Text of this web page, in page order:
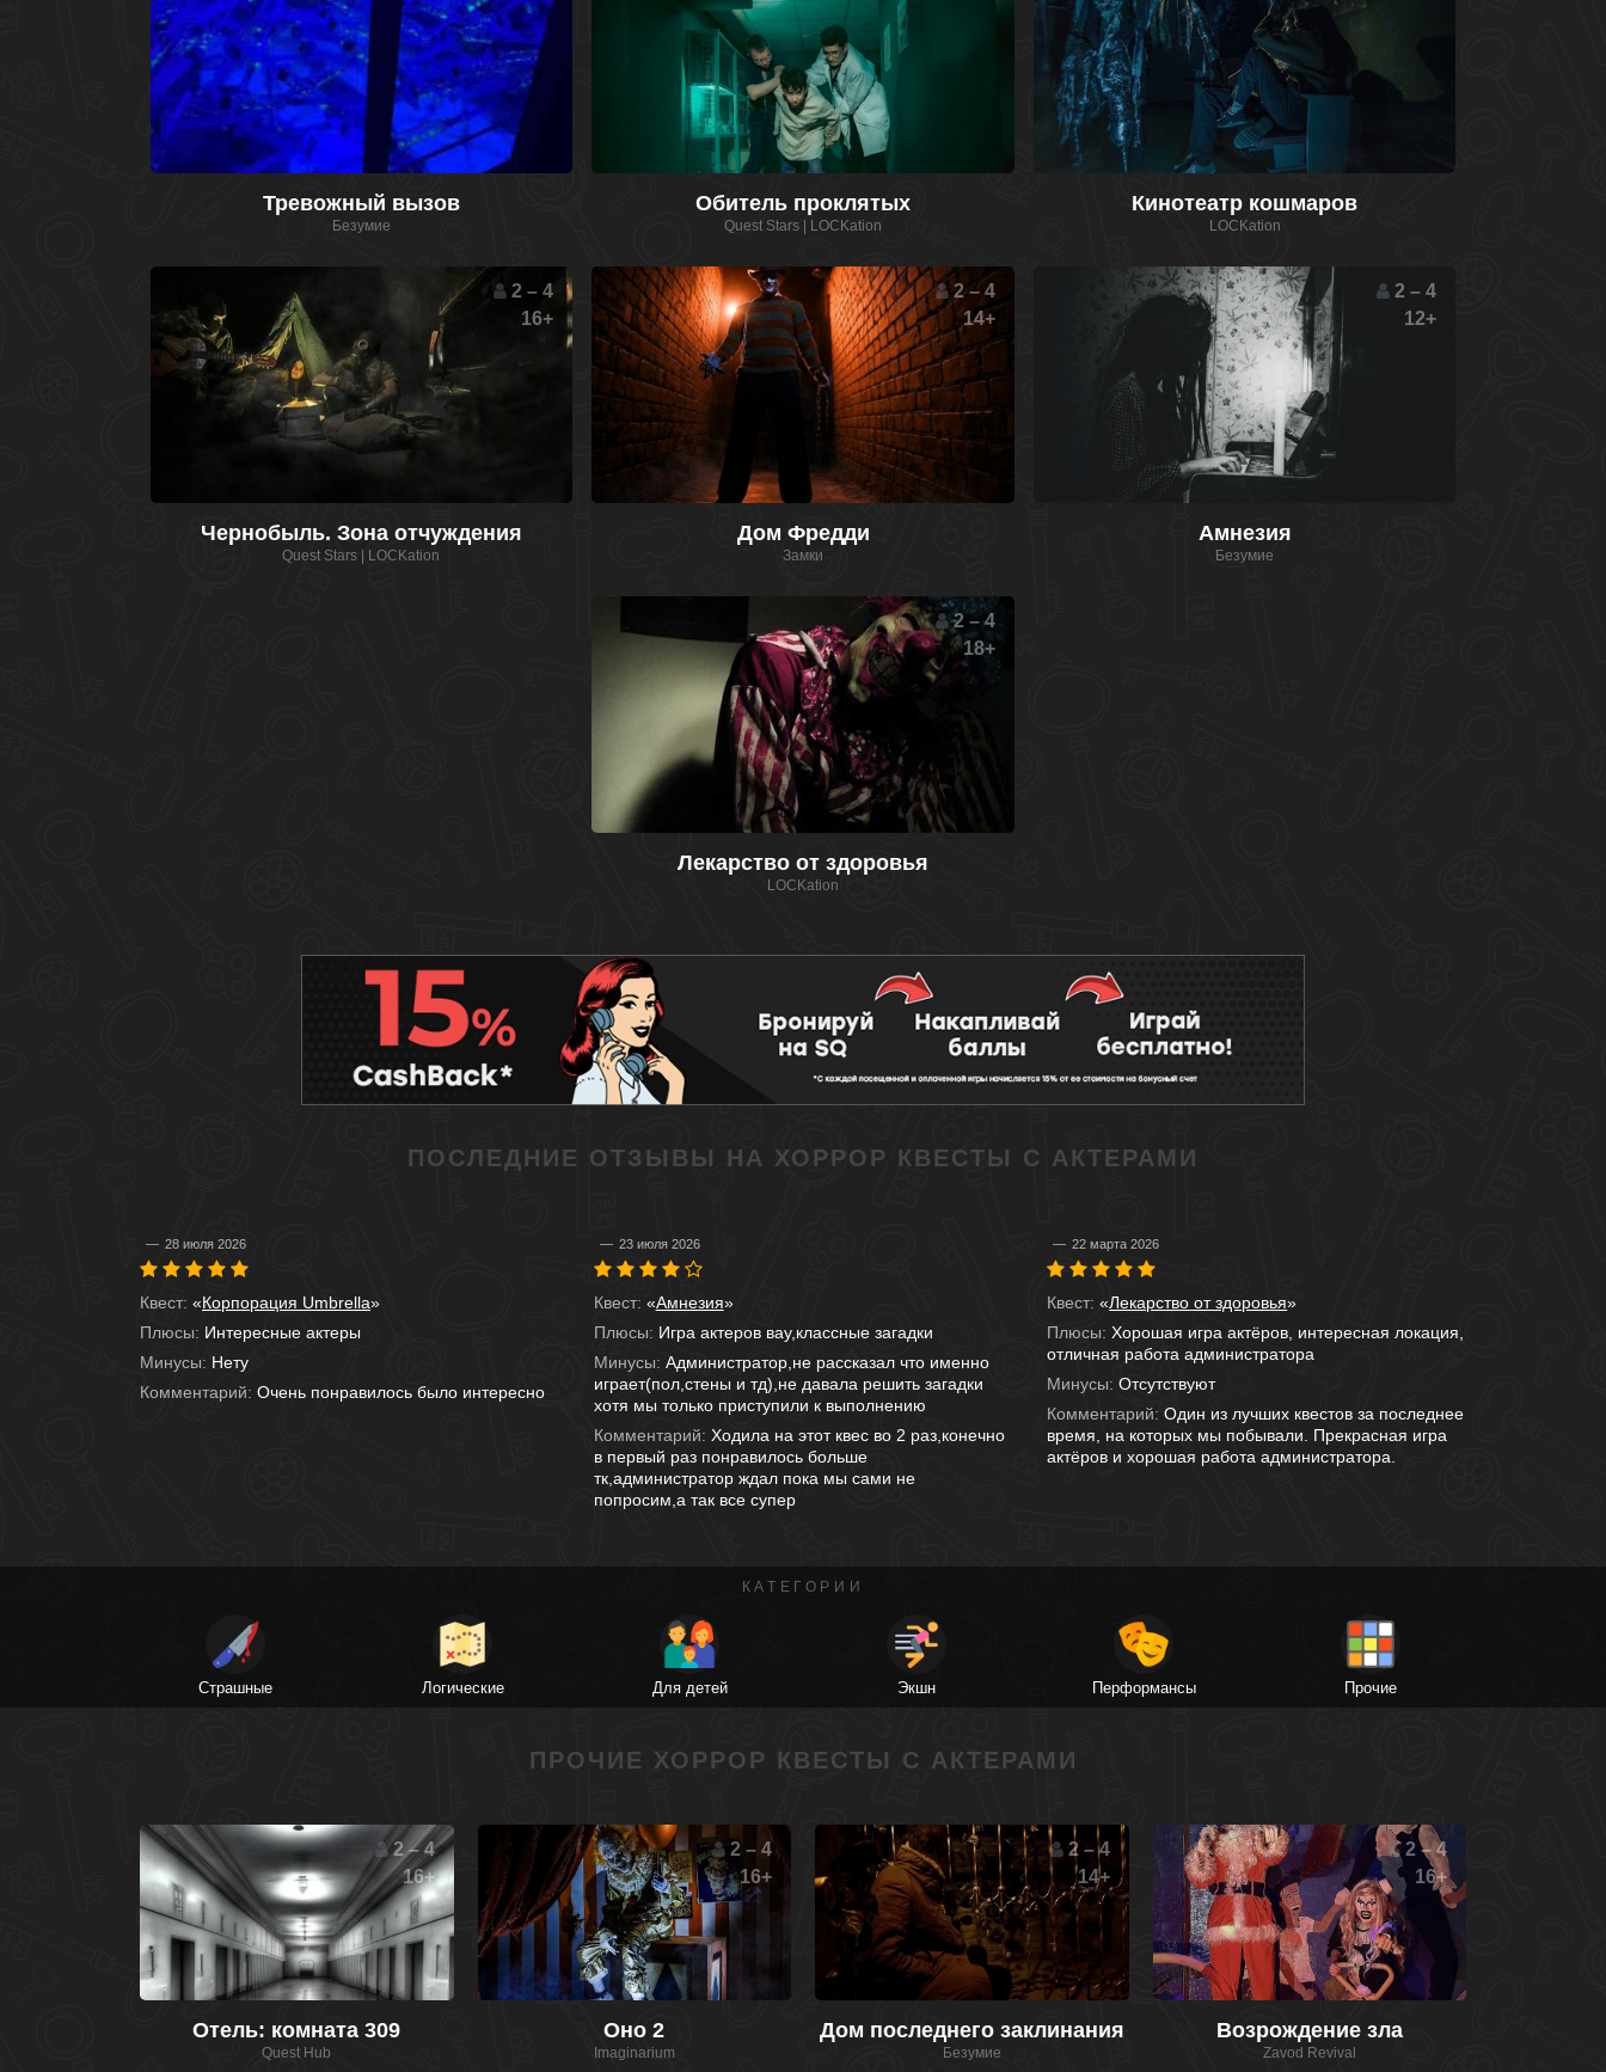
Тревожный вызов
Безумие
Обитель проклятых
Quest Stars | LOCKation
Кинотеатр кошмаров
LOCKation
2 – 4
16+
Чернобыль. Зона отчуждения
Quest Stars | LOCKation
2 – 4
14+
Дом Фредди
Замки
2 – 4
12+
Амнезия
Безумие
2 – 4
18+
Лекарство от здоровья
LOCKation
ПОСЛЕДНИЕ ОТЗЫВЫ НА ХОРРОР КВЕСТЫ С АКТЕРАМИ
28 июля 2026
Квест: «Корпорация Umbrella»
Плюсы: Интересные актеры
Минусы: Нету
Комментарий: Очень понравилось было интересно
23 июля 2026
Квест: «Амнезия»
Плюсы: Игра актеров вау,классные загадки
Минусы: Администратор,не рассказал что именно
играет(пол,стены и тд),не давала решить загадки
хотя мы только приступили к выполнению
Комментарий: Ходила на этот квес во 2 раз,конечно
в первый раз понравилось больше
тк,администратор ждал пока мы сами не
попросим,а так все супер
22 марта 2026
Квест: «Лекарство от здоровья»
Плюсы: Хорошая игра актёров, интересная локация,
отличная работа администратора
Минусы: Отсутствуют
Комментарий: Один из лучших квестов за последнее
время, на которых мы побывали. Прекрасная игра
актёров и хорошая работа администратора.
КАТЕГОРИИ
Страшные Логические Для детей Экшн Перформансы Прочие
ПРОЧИЕ ХОРРОР КВЕСТЫ С АКТЕРАМИ
2 – 4
16+
Отель: комната 309
Quest Hub
2 – 4
16+
Оно 2
Imaginarium
2 – 4
14+
Дом последнего заклинания
Безумие
2 – 4
16+
Возрождение зла
Zavod Revival